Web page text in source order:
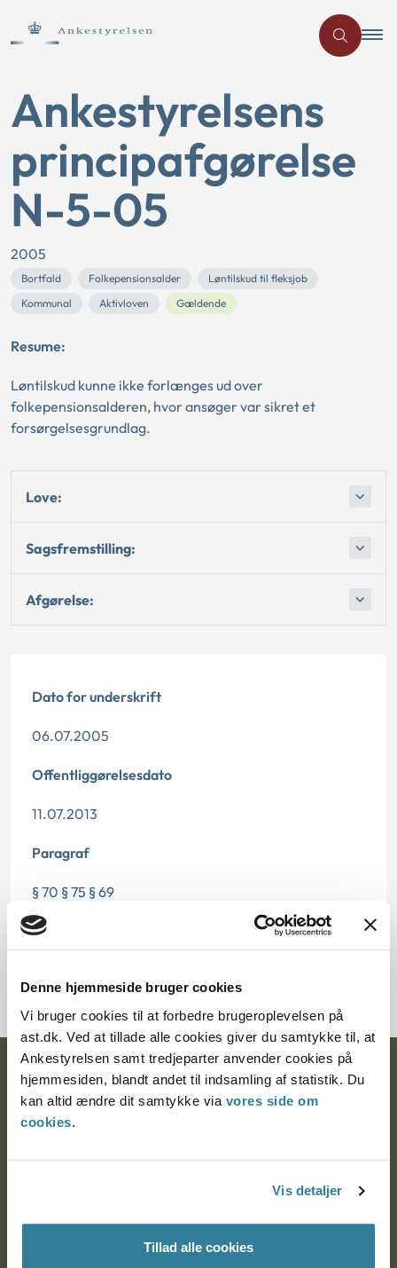
Denne hjemmeside bruger cookies
Vi bruger cookies til at forbedre brugeroplevelsen på
ast.dk. Ved at tillade alle cookies giver du samtykke til, at
Ankestyrelsen samt tredjeparter anvender cookies på
hjemmesiden, blandt andet til indsamling af statistik. Du
kan altid ændre dit samtykke via vores side om
cookies.
Vis detaljer
Tillad alle cookies
Ankestyrelsens
principafgørelse
N-5-05
2005
Bortfald Folkepensionsalder
Løntilskud til fleksjob
Kommunal
Aktivloven Gældende
Resume:
Løntilskud kunne ikke forlænges ud over
folkepensionsalderen, hvor ansøger var sikret et
forsørgelsesgrundlag.
Love:
Sagsfremstilling:
Afgørelse:
Dato for underskrift
06.07.2005
Offentliggørelsesdato
11.07.2013
Paragraf
§ 70 § 75 § 69
Journalnummer
Ankestyrelsen
Postadresse:
Ankestyrelsen Aalborg